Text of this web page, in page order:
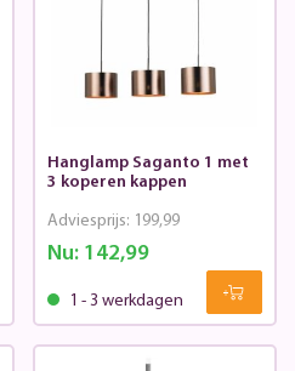
Hanglamp Saganto 1 met
3 koperen kappen
Nu: 142,99
Adviesprijs: 199,99
1 - 3 werkdagen